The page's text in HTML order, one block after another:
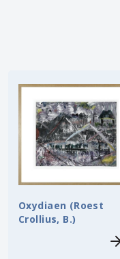
Oxydiaen (Roest
Crollius, B.)